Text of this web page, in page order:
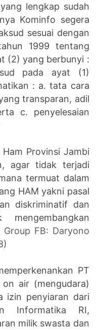
lengkap sudah
Kominfo segera
sesuai dengan
1999 tentang
(2) yang berbunyi :
pada ayat (1)
: a. tata cara
transparan, adil
c. penyelesaian
Provinsi Jambi
agar tidak terjadi
termuat dalam
HAM yakni pasal
diskriminatif dan
FB: Daryono
PT
air (mengudara)
izin penyiaran dari
Informatika RI,
milik swasta dan